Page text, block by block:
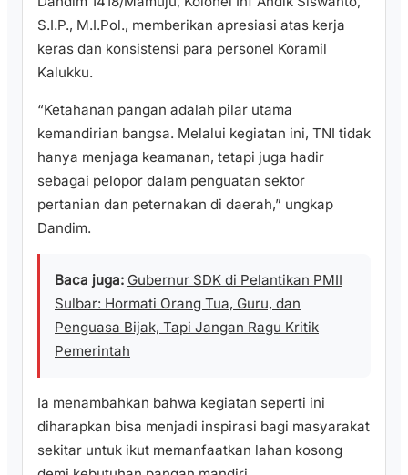
S.I.P., M.I.Pol., memberikan apresiasi atas kerja
keras dan konsistensi para personel Koramil
Kalukku.
“Ketahanan pangan adalah pilar utama
kemandirian bangsa. Melalui kegiatan ini, TNI tidak
hanya menjaga keamanan, tetapi juga hadir
sebagai pelopor dalam penguatan sektor
pertanian dan peternakan di daerah,” ungkap
Dandim.
Baca juga: Gubernur SDK di Pelantikan PMII
Sulbar: Hormati Orang Tua, Guru, dan
Penguasa Bijak, Tapi Jangan Ragu Kritik
Pemerintah
Ia menambahkan bahwa kegiatan seperti ini
diharapkan bisa menjadi inspirasi bagi masyarakat
sekitar untuk ikut memanfaatkan lahan kosong